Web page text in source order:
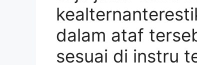
dalam ataf
sesuai di instru